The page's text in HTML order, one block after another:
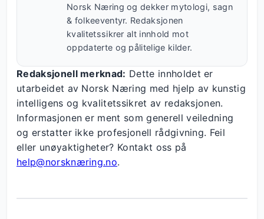
Norsk Næring og dekker mytologi, sagn
& folkeeventyr. Redaksjonen
kvalitetssikrer alt innhold mot
oppdaterte og pålitelige kilder.
Redaksjonell merknad: Dette innholdet er
utarbeidet av Norsk Næring med hjelp av kunstig
intelligens og kvalitetssikret av redaksjonen.
Informasjonen er ment som generell veiledning
og erstatter ikke profesjonell rådgivning. Feil
eller unøyaktigheter? Kontakt oss på
help@norsknæring.no.